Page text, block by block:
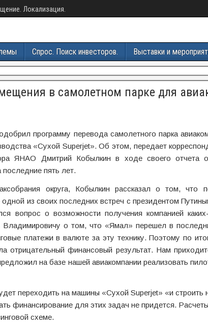
Локализация.
Спрос. Поиск инвесторов. Выставки и
в самолетном парке для
программу перевода самолетного парка
«Сухой Superjet». Об этом, передает
ЯНАО Дмитрий Кобылкин в ходе своего отчета
последние пять лет.
округа, Кобылкин рассказал о том, что
из своих последних встреч с президентом
вопрос о возможности получения компанией
Владимировичу о том, что «Ямал» перешел в
платежи в валюте за эту технику. Поэтому по
отрицательный финансовый результат. Нам
на базе нашей авиакомпании реализовать
переходить на машины «Сухой Superjet» «и строить
финансирование для этих задач не придется.
схеме.